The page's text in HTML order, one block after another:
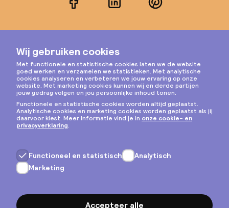
FacebookLinkedInPinterest
Instagram
Privacy & cookies
Algemene voorwaarden